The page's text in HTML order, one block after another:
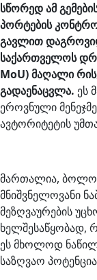
სწორედ ამ
პორტების
გავლით
საქართველოს
MoU) მაღალი
გადაენაცვლა. ეს
ეროვნული
ავტორიტეტის
მართალია, ბოლო
მნიშვნელოვანი
მეზღვაურების
ხელშესაწყობად,
ეს მხოლოდ
საზღვაო